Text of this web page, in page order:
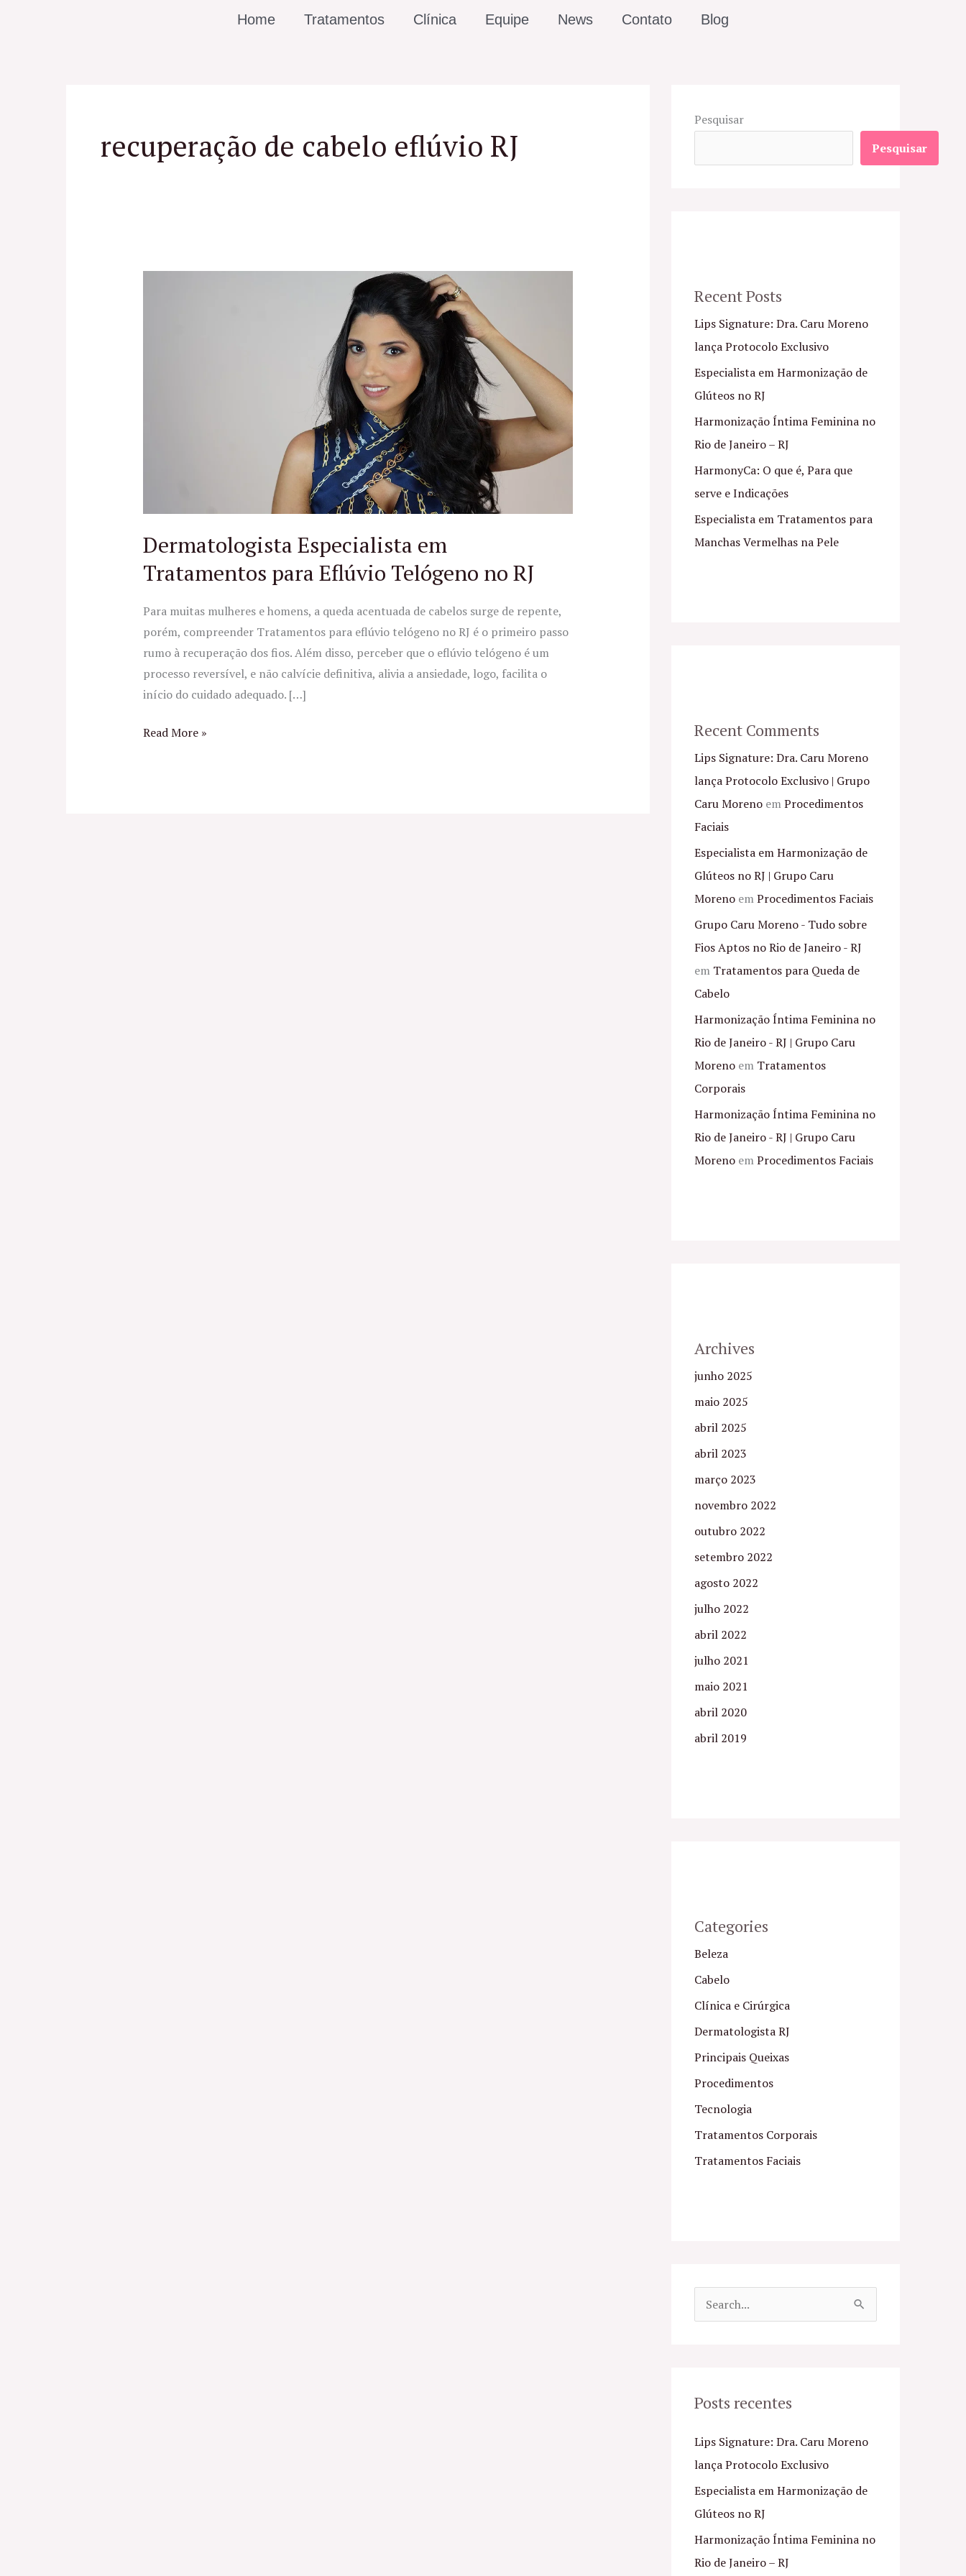
Home Tratamentos Clínica Equipe News Contato Blog
recuperação de cabelo eflúvio RJ
Dermatologista Especialista em
Tratamentos para Eflúvio Telógeno no RJ
Para muitas mulheres e homens, a queda acentuada de cabelos surge de repente,
porém, compreender Tratamentos para eflúvio telógeno no RJ é o primeiro passo
rumo à recuperação dos fios. Além disso, perceber que o eflúvio telógeno é um
processo reversível, e não calvície definitiva, alivia a ansiedade, logo, facilita o
início do cuidado adequado. […]
Read More »
Pesquisar
Pesquisar
Recent Posts
Lips Signature: Dra. Caru Moreno
lança Protocolo Exclusivo
Especialista em Harmonização de
Glúteos no RJ
Harmonização Íntima Feminina no
Rio de Janeiro – RJ
HarmonyCa: O que é, Para que
serve e Indicações
Especialista em Tratamentos para
Manchas Vermelhas na Pele
Recent Comments
Lips Signature: Dra. Caru Moreno
lança Protocolo Exclusivo | Grupo
Caru Moreno emProcedimentos
Faciais
Especialista em Harmonização de
Glúteos no RJ | Grupo Caru
Moreno emProcedimentos Faciais
Grupo Caru Moreno - Tudo sobre
Fios Aptos no Rio de Janeiro - RJ
em Tratamentos para Queda de
Cabelo
Harmonização Íntima Feminina no
Rio de Janeiro - RJ | Grupo Caru
Moreno em Tratamentos
Corporais
Harmonização Íntima Feminina no
Rio de Janeiro - RJ | Grupo Caru
Moreno emProcedimentos Faciais
Archives
junho 2025
maio 2025
abril 2025
abril 2023
março 2023
novembro 2022
outubro 2022
setembro 2022
agosto 2022
julho 2022
abril 2022
julho 2021
maio 2021
abril 2020
abril 2019
Categories
Beleza
Cabelo
Clínica e Cirúrgica
Dermatologista RJ
Principais Queixas
Procedimentos
Tecnologia
Tratamentos Corporais
Tratamentos Faciais
u
s
a
r
p
o
r
Posts recentes
Lips Signature: Dra. Caru Moreno
lança Protocolo Exclusivo
Especialista em Harmonização de
Glúteos no RJ
Harmonização Íntima Feminina no
Rio de Janeiro – RJ